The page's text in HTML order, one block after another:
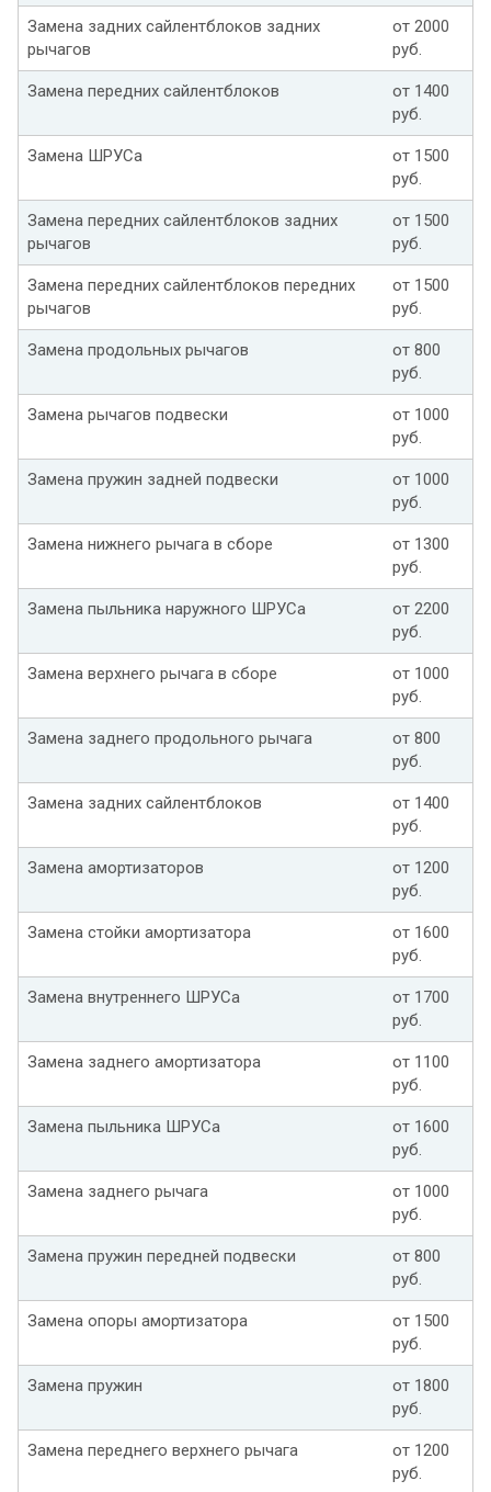
Замена задних сайлентблоков задних
рычагов
от 2000
руб.
Замена передних сайлентблоков
от 1400
руб.
Замена ШРУСа
от 1500
руб.
Замена передних сайлентблоков задних
рычагов
от 1500
руб.
Замена передних сайлентблоков передних
рычагов
от 1500
руб.
Замена продольных рычагов
от 800
руб.
Замена рычагов подвески
от 1000
руб.
Замена пружин задней подвески
от 1000
руб.
Замена нижнего рычага в сборе
от 1300
руб.
Замена пыльника наружного ШРУСа
от 2200
руб.
Замена верхнего рычага в сборе
от 1000
руб.
Замена заднего продольного рычага
от 800
руб.
Замена задних сайлентблоков
от 1400
руб.
Замена амортизаторов
от 1200
руб.
Замена стойки амортизатора
от 1600
руб.
Замена внутреннего ШРУСа
от 1700
руб.
Замена заднего амортизатора
от 1100
руб.
Замена пыльника ШРУСа
от 1600
руб.
Замена заднего рычага
от 1000
руб.
Замена пружин передней подвески
от 800
руб.
Замена опоры амортизатора
от 1500
руб.
Замена пружин
от 1800
руб.
Замена переднего верхнего рычага
от 1200
руб.